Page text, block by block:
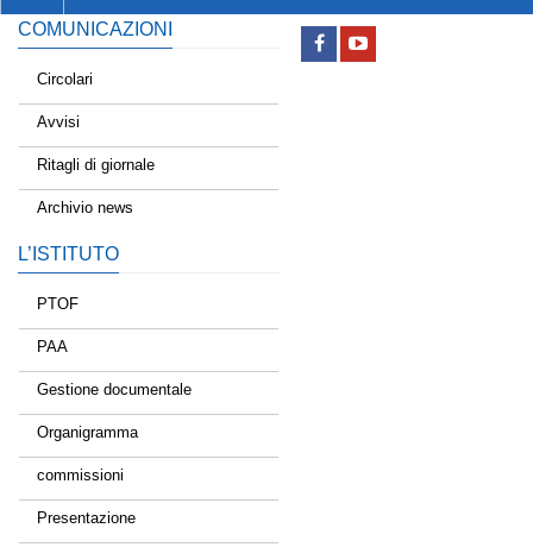
NAVIGATION
COMUNICAZIONI
Circolari
Avvisi
Ritagli di giornale
Archivio news
L’ISTITUTO
PTOF
PAA
Gestione documentale
Organigramma
commissioni
Presentazione